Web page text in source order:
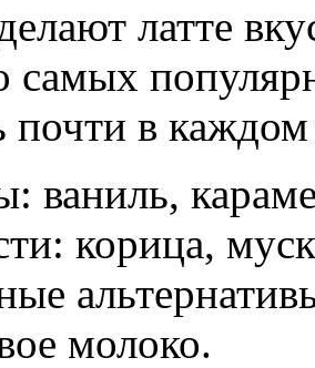
латте
самых
почти в
ваниль,
корица,
молоко.